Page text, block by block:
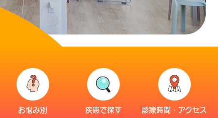
お悩み別 疾患で探す 診療時間・アクセス